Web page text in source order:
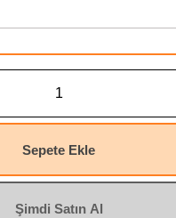
Sepete Ekle
Şimdi Satın Al